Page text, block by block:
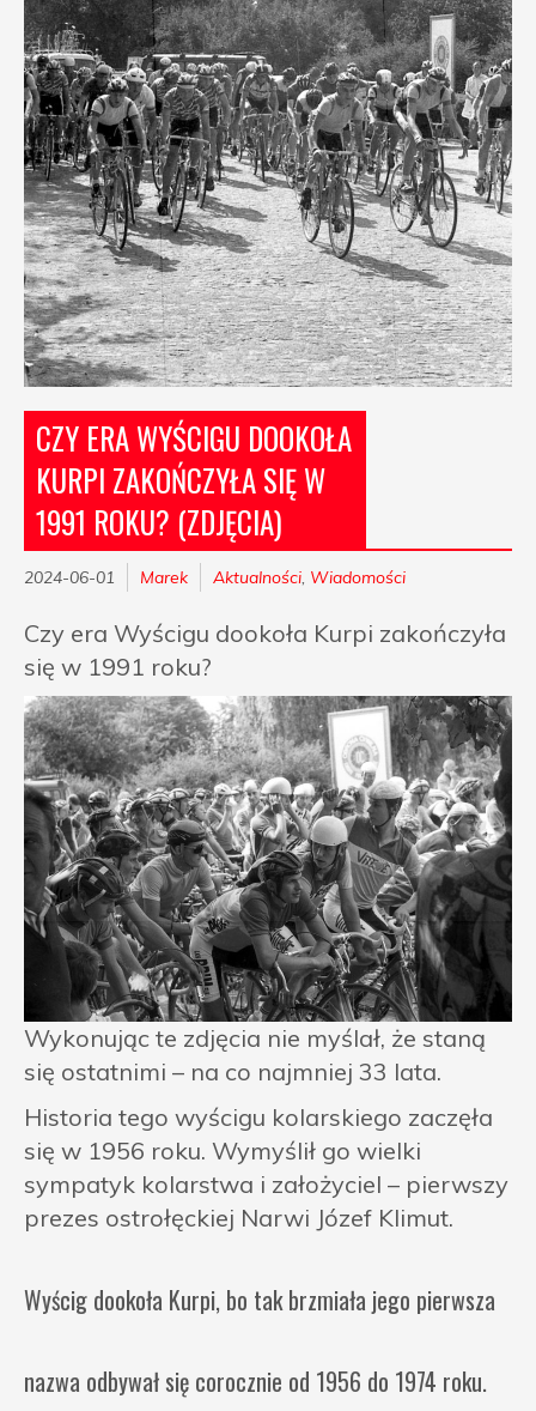
CZY ERA WYŚCIGU DOOKOŁA
KURPI ZAKOŃCZYŁA SIĘ W
1991 ROKU? (ZDJĘCIA)
2024-06-01 Marek Aktualności, Wiadomości
Czy era Wyścigu dookoła Kurpi zakończyła
się w 1991 roku?
Wykonując te zdjęcia nie myślał, że staną
się ostatnimi – na co najmniej 33 lata.
Historia tego wyścigu kolarskiego zaczęła
się w 1956 roku. Wymyślił go wielki
sympatyk kolarstwa i założyciel – pierwszy
prezes ostrołęckiej Narwi Józef Klimut.
Wyścig dookoła Kurpi, bo tak brzmiała jego pierwsza
nazwa odbywał się corocznie od 1956 do 1974 roku.